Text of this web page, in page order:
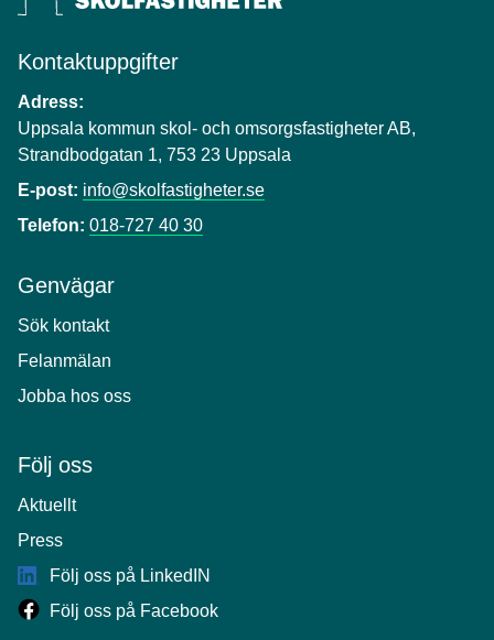
Kontaktuppgifter
Adress:
Uppsala kommun skol- och omsorgsfastigheter AB,
Strandbodgatan 1, 753 23 Uppsala
E-post: info@skolfastigheter.se
Telefon: 018-727 40 30
Genvägar
Sök kontakt
Felanmälan
Jobba hos oss
Följ oss
Aktuellt
Press
Följ oss på LinkedIN
Följ oss på Facebook